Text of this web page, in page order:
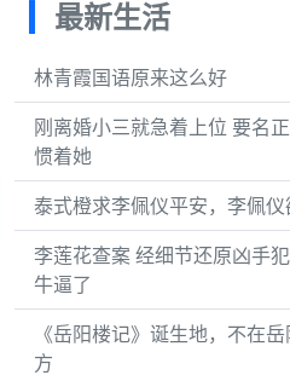
最新生活
林青霞国语原来这么好
刚离婚小三就急着上位 要名
惯着她
泰式橙求李佩仪平安，李佩
李莲花查案 经细节还原凶手
牛逼了
《岳阳楼记》诞生地，不在
方